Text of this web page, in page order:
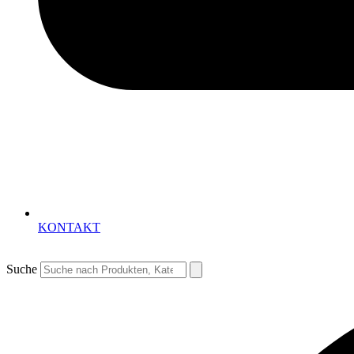
KONTAKT
Suche